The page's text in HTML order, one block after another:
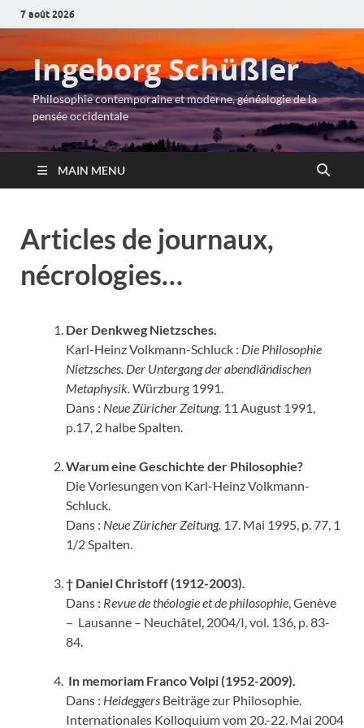
7 août 2026
Ingeborg Schüßler
Philosophie contemporaine et moderne, généalogie de la
pensée occidentale
MAIN MENU
Articles de journaux,
nécrologies…
Der Denkweg Nietzsches.
Karl-Heinz Volkmann-Schluck : Die Philosophie
Nietzsches. Der Untergang der abendländischen
Metaphysik.Würzburg 1991.
Dans : Neue Züricher Zeitung. 11 August 1991,
p.17, 2 halbe Spalten.
Warum eine Geschichte der Philosophie?
Die Vorlesungen von Karl-Heinz Volkmann-
Schluck.
Dans : Neue Züricher Zeitung. 17. Mai 1995, p. 77, 1
1/2 Spalten.
† Daniel Christoff (1912-2003).
Dans : Revue de théologie et de philosophie, Genève
– Lausanne – Neuchâtel, 2004/I, vol. 136, p. 83-
84.
In memoriam Franco Volpi (1952-2009).
Dans : Heideggers Beiträge zur Philosophie.
Internationales Kolloquium vom 20.-22. Mai 2004